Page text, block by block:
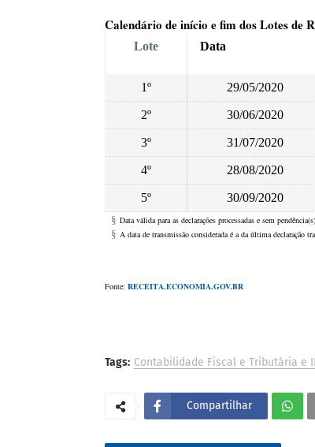
Calendário de início e fim dos Lotes de
Lote Data
1º
29/05/2020
2º 30/06/2020
3º 31/07/2020
4º 28/08/2020
5º 30/09/2020
§ Data válida para as declarações processadas e sem pendência(s).
§ A data de transmissão considerada é a da última declaração
Fonte: RECEITA.ECONOMIA.GOV.BR
Tags: Contabilidade Fiscal e Tributária e
Compartilhar